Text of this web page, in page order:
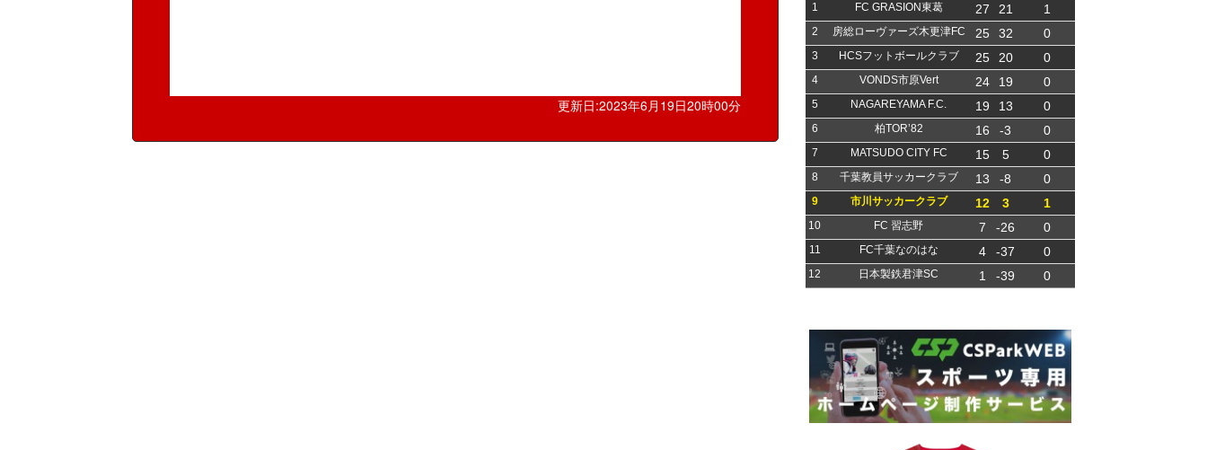
更新日:2023年6月19日20時00分
1 FC GRASION東葛 27 21 1
2 房総ローヴァーズ木更津FC 25 32 0
3 HCSフットボールクラブ 25 20 0
4 VONDS市原Vert 24 19 0
5 NAGAREYAMA F.C. 19 13 0
6 柏TOR’82 16 -3 0
7 MATSUDO CITY FC 15 5 0
8 千葉教員サッカークラブ 13 -8 0
9 市川サッカークラブ 12 3 1
10 FC 習志野 7 -26 0
11 FC千葉なのはな 4 -37 0
12 日本製鉄君津SC 1 -39 0